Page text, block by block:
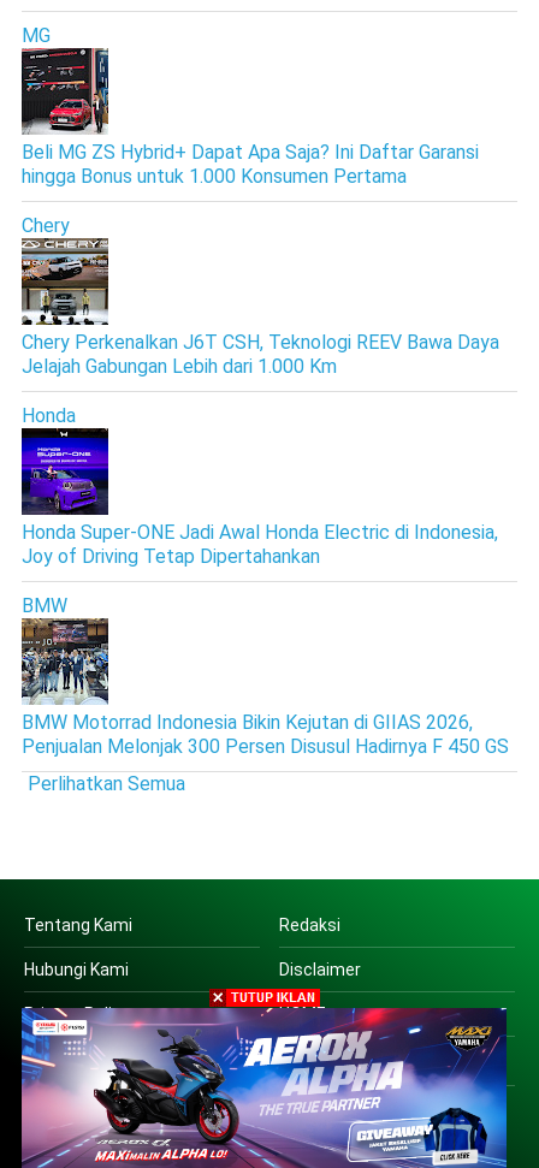
MG
Beli MG ZS Hybrid+ Dapat Apa Saja? Ini Daftar Garansi
hingga Bonus untuk 1.000 Konsumen Pertama
Chery
Chery Perkenalkan J6T CSH, Teknologi REEV Bawa Daya
Jelajah Gabungan Lebih dari 1.000 Km
Honda
Honda Super-ONE Jadi Awal Honda Electric di Indonesia,
Joy of Driving Tetap Dipertahankan
BMW
BMW Motorrad Indonesia Bikin Kejutan di GIIAS 2026,
Penjualan Melonjak 300 Persen Disusul Hadirnya F 450 GS
Perlihatkan Semua
Tentang Kami Redaksi
Hubungi Kami Disclaimer
Privacy Policy HOME
Copyright © 2016 | PT SUARA OTO JATIM